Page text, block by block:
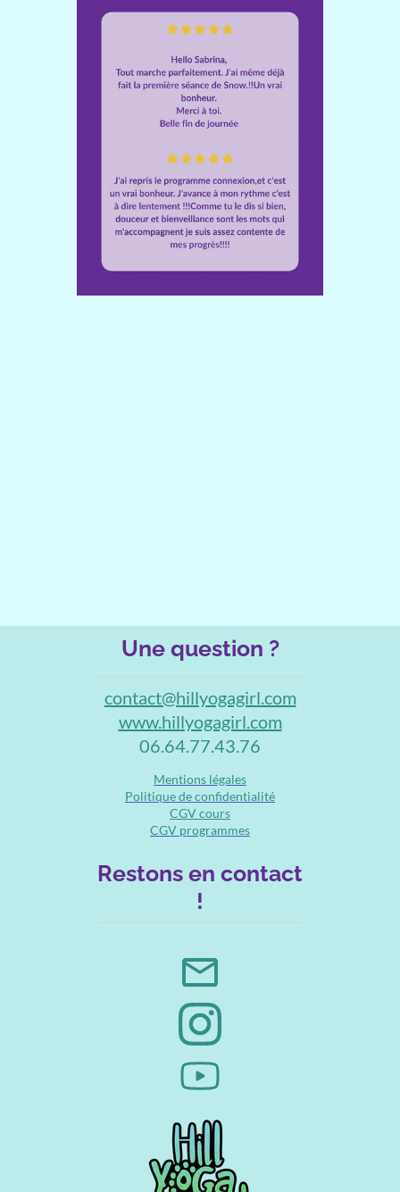
Une question ?
contact@hillyogagirl.com
www.hillyogagirl.com
06.64.77.43.76
Mentions légales
Politique de confidentialité
CGV cours
CGV programmes
Restons en contact
!
mail_outline